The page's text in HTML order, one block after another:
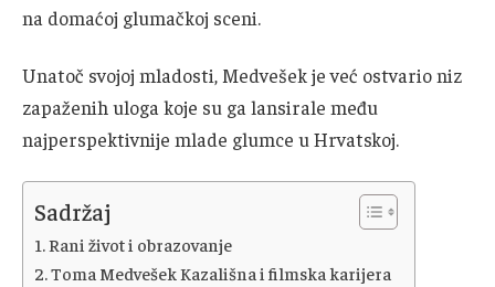
na domaćoj glumačkoj sceni.
Unatoč svojoj mladosti, Medvešek je već ostvario niz
zapaženih uloga koje su ga lansirale među
najperspektivnije mlade glumce u Hrvatskoj.
Sadržaj
Rani život i obrazovanje
Toma Medvešek Kazališna i filmska karijera